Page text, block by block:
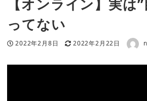
【オンライン】実は
ってない
投稿日
2022年2月8日 更新日
2022年2月22日 著者